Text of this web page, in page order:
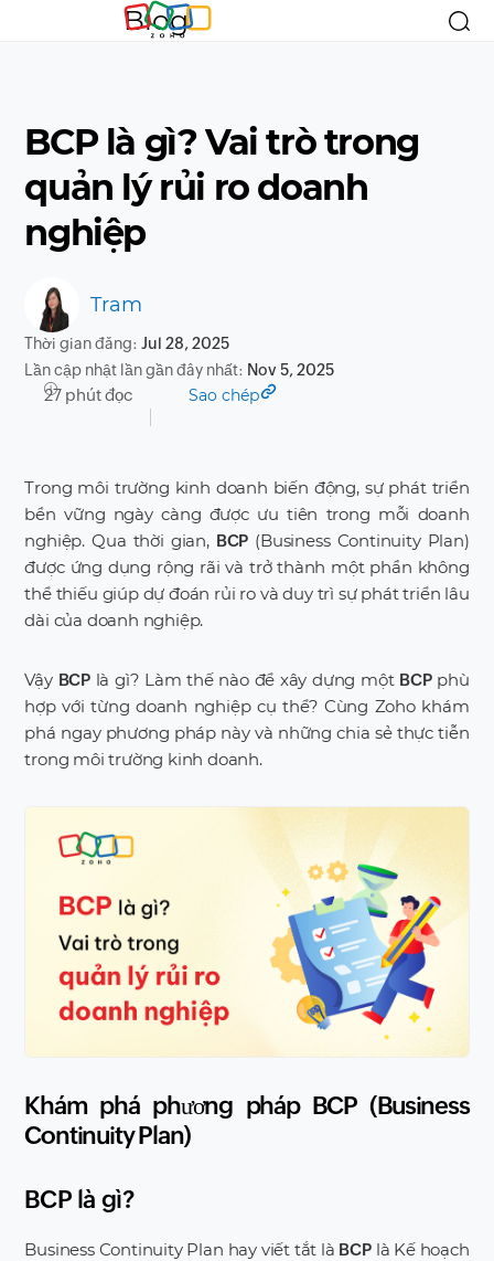
Blog
BCP là gì? Vai trò trong
quản lý rủi ro doanh
nghiệp
Tram
Thời gian đăng:Jul 28, 2025
Lần cập nhật lần gần đây nhất: Nov 5, 2025
27 phút đọc Sao chép
Trong môi trường kinh doanh biến động, sự phát triển
bền vững ngày càng được ưu tiên trong mỗi doanh
nghiệp. Qua thời gian, BCP (Business Continuity Plan)
được ứng dụng rộng rãi và trở thành một phần không
thể thiếu giúp dự đoán rủi ro và duy trì sự phát triển lâu
dài của doanh nghiệp.
Vậy BCPlà gì? Làm thế nào để xây dựng một BCPphù
hợp với từng doanh nghiệp cụ thể? Cùng Zoho khám
phá ngay phương pháp này và những chia sẻ thực tiễn
trong môi trường kinh doanh.
Khám phá phương pháp BCP (Business
Continuity Plan)
BCP là gì?
Business Continuity Plan hay viết tắt là BCPlà Kế hoạch